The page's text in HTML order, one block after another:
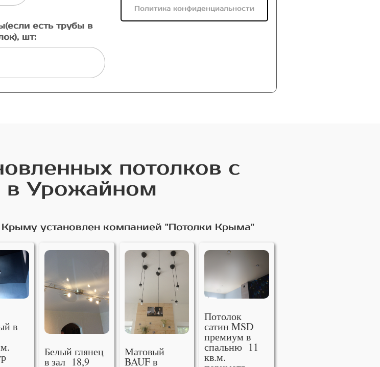
есть трубы в
шт:
Политика конфиденциальности
потолков с
в Урожайном
установлен компанией "Потолки Крыма"
в
Белый глянец
в зал 18,9
Матовый
BAUF в
Потолок
сатин MSD
премиум в
спальню 11
кв.м.